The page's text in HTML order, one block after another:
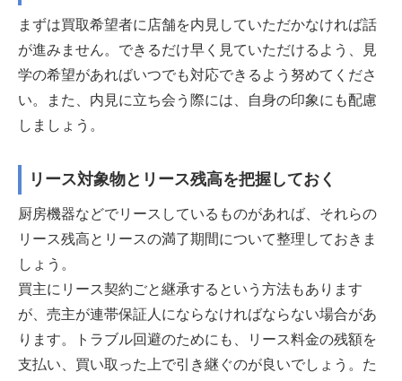
まずは買取希望者に店舗を内見していただかなければ話
が進みません。できるだけ早く見ていただけるよう、見
学の希望があればいつでも対応できるよう努めてくださ
い。また、内見に立ち会う際には、自身の印象にも配慮
しましょう。
リース対象物とリース残高を把握しておく
厨房機器などでリースしているものがあれば、それらの
リース残高とリースの満了期間について整理しておきま
しょう。
買主にリース契約ごと継承するという方法もあります
が、売主が連帯保証人にならなければならない場合があ
ります。トラブル回避のためにも、リース料金の残額を
支払い、買い取った上で引き継ぐのが良いでしょう。た